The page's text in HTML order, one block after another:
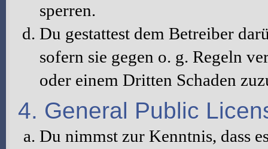
sperren.
Du gestattest dem Betreiber
sofern sie gegen o. g. Regeln
oder einem Dritten Schaden
4. General Public
Du nimmst zur Kenntnis, dass